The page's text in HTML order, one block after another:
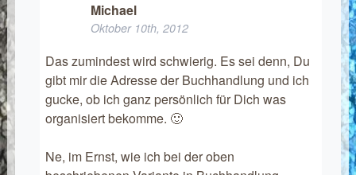
Michael
Oktober 10th, 2012
Das zumindest wird schwierig. Es sei denn, Du
gibt mir die Adresse der Buchhandlung und ich
gucke, ob ich ganz persönlich für Dich was
organisiert bekomme. 🙂
Ne, im Ernst, wie ich bei der oben